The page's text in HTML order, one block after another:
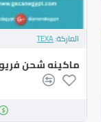
المخزون:بضاعة حاضرة